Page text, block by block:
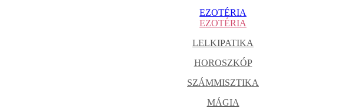
EZOTÉRIA
EZOTÉRIA
LELKIPATIKA
HOROSZKÓP
SZÁMMISZTIKA
MÁGIA